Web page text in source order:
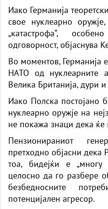
Иако Германија
свое нуклеарно
„катастрофа“,
одговорност, објаснува
Во моментов, Германија
НАТО од нуклеарните
Велика Британија, дури
Иако Полска постојано
нуклеарно оружје на
не покажа знаци дека ќе
Пензионираниот
претходно објасни дека
тоа, бидејќи е
целосно да го разбере
безбедносните
потенцијален агресор.